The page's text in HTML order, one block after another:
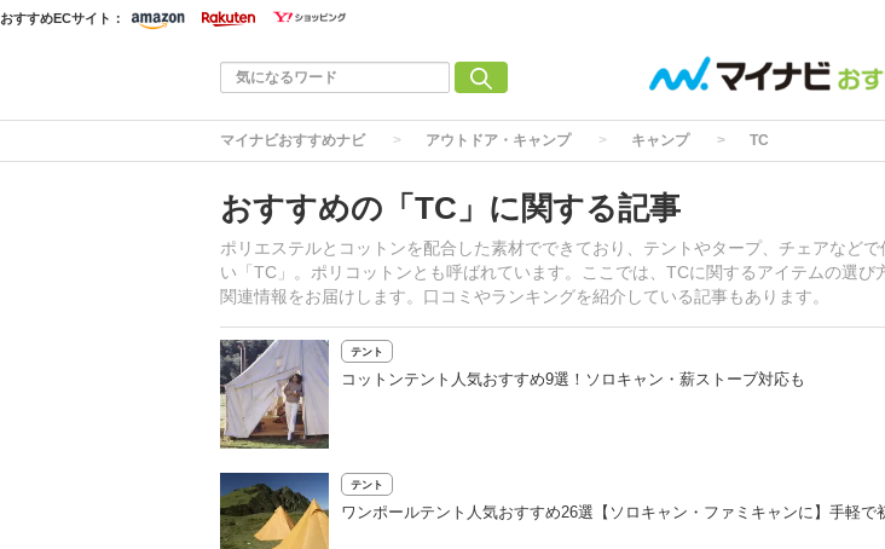
おすすめECサイト：
マイナビおすすめナビ アウトドア・キャンプ キャンプ TC
おすすめの「TC」に関する記事
ポリエステルとコットンを配合した素材でできており、テントやタープ、チェアなどで
い「TC」。ポリコットンとも呼ばれています。ここでは、TCに関するアイテムの選び
関連情報をお届けします。口コミやランキングを紹介している記事もあります。
テント
コットンテント人気おすすめ9選！ソロキャン・薪ストーブ対応も
テント
ワンポールテント人気おすすめ26選【ソロキャン・ファミキャンに】手軽で